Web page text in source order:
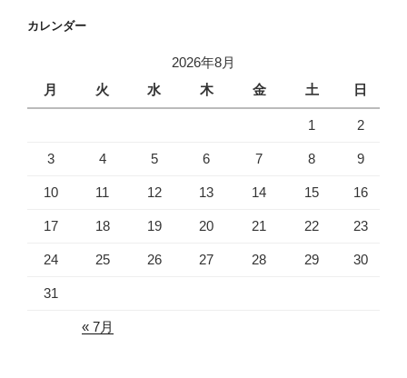
カレンダー
2026年8月
月
火 水 木 金 土 日
1 2
3 4 5 6 7 8 9
10 11 12 13 14 15 16
17 18 19 20 21 22 23
24 25 26 27 28 29 30
31
« 7月